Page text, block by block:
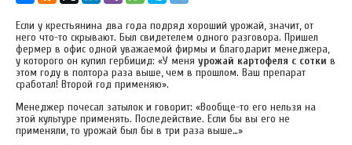
Если у крестьянина два года подряд хороший урожай, значит, от
него что-то скрывают. Был свидетелем одного разговора. Пришел
фермер в офис одной уважаемой фирмы и благодарит менеджера,
у которого он купил гербицид: «У меня урожай картофеля с сотки в
этом году в полтора раза выше, чем в прошлом. Ваш препарат
сработал! Второй год применяю».
Менеджер почесал затылок и говорит: «Вообще-то его нельзя на
этой культуре применять. Последействие. Если бы вы его не
применяли, то урожай был бы в три раза выше…»